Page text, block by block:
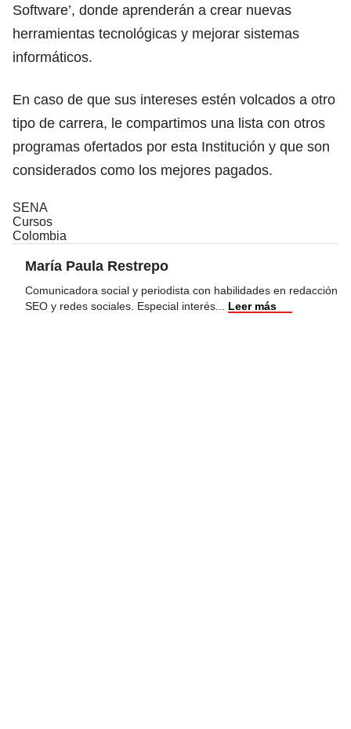
Software’, donde aprenderán a crear nuevas
herramientas tecnológicas y mejorar sistemas
informáticos.
En caso de que sus intereses estén volcados a otro
tipo de carrera, le compartimos una lista con otros
programas ofertados por esta Institución y que son
considerados como los mejores pagados.
SENA
Cursos
Colombia
María Paula Restrepo
Comunicadora social y periodista con habilidades en redacción
SEO y redes sociales. Especial interés
Leer más